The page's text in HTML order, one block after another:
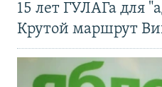
15 лет ГУЛАГа для
Крутой маршрут